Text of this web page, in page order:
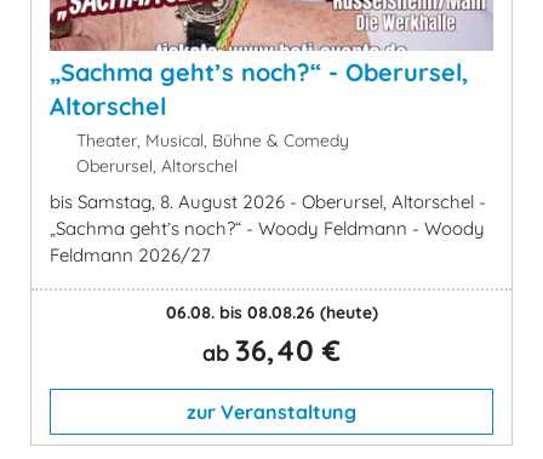
„Sachma geht’s noch?“ - Oberursel,
Altorschel
Theater, Musical, Bühne & Comedy
Oberursel, Altorschel
bis Samstag, 8. August 2026 - Oberursel, Altorschel -
„Sachma geht’s noch?“ - Woody Feldmann - Woody
Feldmann 2026/27
06.08. bis 08.08.26 (heute)
ab 36,40 €
zur Veranstaltung